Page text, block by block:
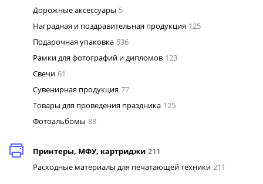
Дорожные аксессуары 5
Наградная и поздравительная продукция 125
Подарочная упаковка 536
Рамки для фотографий и дипломов 123
Свечи 61
Сувенирная продукция 77
Товары для проведения праздника 125
Фотоальбомы 88
Принтеры, МФУ, картриджи 211
Расходные материалы для печатающей техники 211